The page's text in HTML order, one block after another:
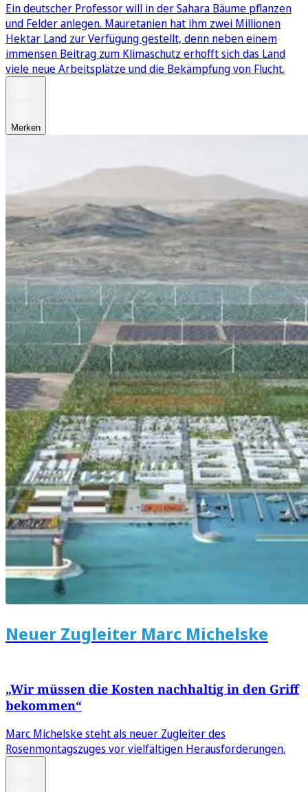
Ein deutscher Professor will in der Sahara Bäume pflanzen
und Felder anlegen. Mauretanien hat ihm zwei Millionen
Hektar Land zur Verfügung gestellt, denn neben einem
immensen Beitrag zum Klimaschutz erhofft sich das Land
viele neue Arbeitsplätze und die Bekämpfung von Flucht.
Merken
Neuer Zugleiter Marc Michelske
„Wir müssen die Kosten nachhaltig in den Griff
bekommen“
Marc Michelske steht als neuer Zugleiter des
Rosenmontagszuges vor vielfältigen Herausforderungen.